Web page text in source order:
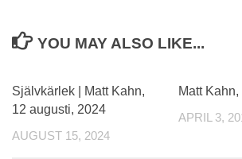
YOU MAY ALSO LIKE...
Självkärlek | Matt Kahn,
12 augusti, 2024
AUGUST 15, 2024
Matt
APRIL 3,